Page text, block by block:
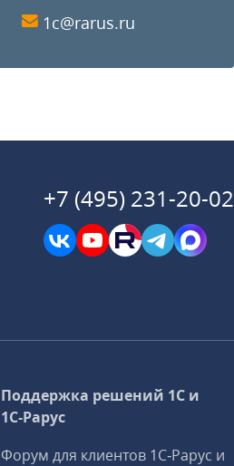
1c@rarus.ru
+7 (495) 231-20-02
Поддержка решений 1С и
1С‑Рарус
Форум для клиентов 1С‑Рарус и